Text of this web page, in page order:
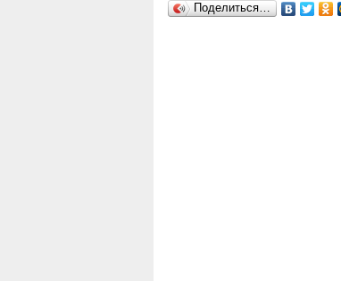
Поделиться…